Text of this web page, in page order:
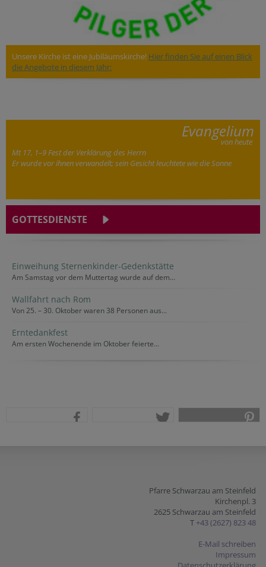
Unsere Kirche ist eine Jubiläumskirche! Hier finden Sie auf einen Blick
die Angebote in diesem Jahr:
Evangelium
von heute
Mt 17, 1–9 Fest der Verklärung des Herrn
Er wurde vor ihnen verwandelt; sein Gesicht leuchtete wie die Sonne
GOTTESDIENSTE
Einweihung Sternenkinder-Gedenkstätte
Am Samstag vor dem Muttertag wurde auf dem...
Wallfahrt nach Rom
Von 25. – 30. Oktober waren 38 Personen aus...
Erntedankfest
Am ersten Wochenende im Oktober feierte...
Pfarre Schwarzau am Steinfeld
Kirchenpl. 3
2625 Schwarzau am Steinfeld
T +43 (2627) 823 48
E-Mail schreiben
Impressum